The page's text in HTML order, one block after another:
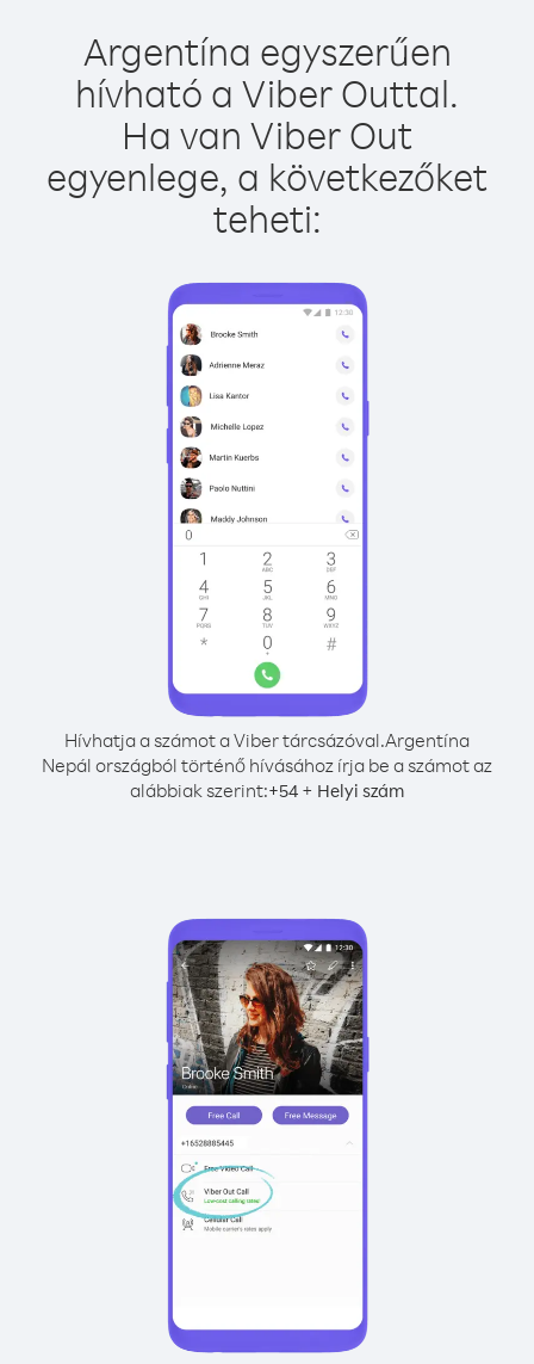
Argentína egyszerűen
hívható a Viber Outtal.
Ha van Viber Out
egyenlege, a következőket
teheti:
Hívhatja a számot a Viber tárcsázóval.Argentína
Nepál országból történő hívásához írja be a számot az
alábbiak szerint:+54 + Helyi szám